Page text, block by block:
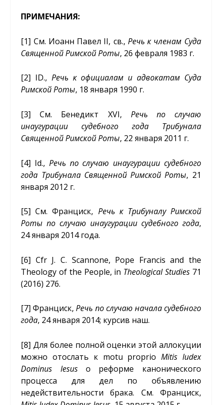
ПРИМЕЧАНИЯ:
[1] См. Иоанн Павел II, св., Речь к членам Суда
Священной Римской Роты, 26 февраля 1983 г.
[2] ID., Речь к официалам и адвокатам Суда
Римской Роты, 18 января 1990 г.
[3] См. Бенедикт XVI, Речь по случаю
инаугурации судебного года Трибунала
Священной Римской Роты, 22 января 2011 г.
[4] Id., Речь по случаю инаугурации судебного
года Трибунала Священной Римской Роты, 21
января 2012 г.
[5] См. Франциск, Речь к Трибуналу Римской
Роты по случаю инаугурации судебного года,
24 января 2014 года.
[6] Cfr J. C. Scannone, Pope Francis and the
Theology of the People, in Theological Studies71
(2016) 276.
[7] Франциск,Речь по случаю начала судебного
года, 24 января 2014; курсив наш.
[8] Для более полной оценки этой аллокуции
можно отослать к motu proprio Mitis Iudex
Dominus Iesusо реформе канонического
процесса для дел по объявлению
недействительности брака. См. Франциск,